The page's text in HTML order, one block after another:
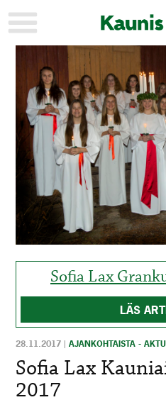
KAUPUNKI
STADEN
AJANKOHTAISTA
URHEILU
IDROTT
KULTTUURI
HISTORIA
YLEINEN
MAINOSTAJILLE
FÖR
Sofia Lax
LÄS
28.11.2017 |AJANKOHTAISTA -
Sofia Lax
2017